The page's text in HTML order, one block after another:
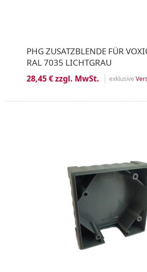
PHG ZUSATZBLENDE FÜR
RAL 7035 LICHTGRAU
28,45 € zzgl. MwSt. exklusive